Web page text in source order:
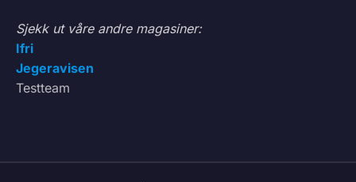
Sjekk ut våre andre magasiner:
Ifri
Jegeravisen
Testteam